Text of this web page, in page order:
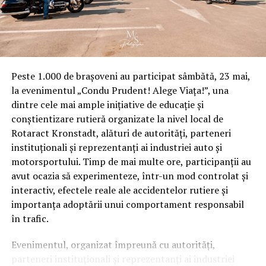
multe explicaţii, ministrul Finanţelor, Eugen
Teodorovici, a anuntat ca retrage proiectul prin care se
dorea plafonarea preţului gazelor româneşti. Imediat,
valoarea acţiunilor celor doi mari producători de gaz
început să crească. Mai exact, acţiunile Romgaz au
crescut vineri cu 2,98%, iar valoarea acţiunilor OMV
Petrom s-a majorat cu 2,27%. Bineînţeles, creşterea a
continuat şi în următoarele săptămâni. Dacă ne-am
gândi că plafonarea preţului gazelor oricum părea de la
început o aberaţie, măsura provocând aproape sigur
declanşarea unei proceduri de infringement de către
Comisia Europeană, orice scenariu pare plauzibil. Chiar şi
acela prin care se scade, prin anunţuri incredibile,
valoarea unor acţiuni pentru ca unii oameni bine
informaţi să cumpere la preţuri mici, iar apoi să se
bucure de randamente impresionante.
(Articol publicat în ediţia revistei Capital de luni, 20
Peste 1.000 de brașoveni au participat sâmbătă, 23 mai,
la evenimentul „Condu Prudent! Alege Viața!”, una
dintre cele mai ample inițiative de educație și
conștientizare rutieră organizate la nivel local de
Rotaract Kronstadt, alături de autorități, parteneri
instituționali și reprezentanți ai industriei auto și
motorsportului. Timp de mai multe ore, participanții au
avut ocazia să experimenteze, într-un mod controlat și
interactiv, efectele reale ale accidentelor rutiere și
importanța adoptării unui comportament responsabil
în trafic.
Evenimentul, organizat împreună cu autorități,
parteneri instituționali și reprezentanți ai industriei